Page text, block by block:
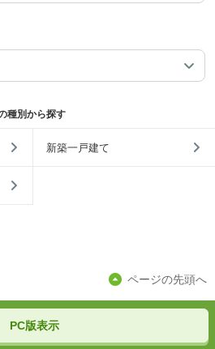
種別から探す
新築一戸建て
ページの先頭へ
PC版表示